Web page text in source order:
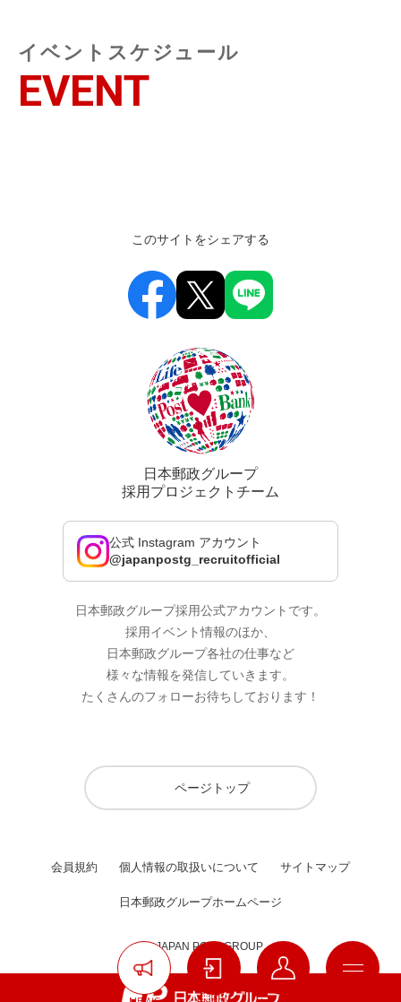
イベントスケジュール
EVENT
このサイトをシェアする
日本郵政グループ
採用プロジェクトチーム
公式 Instagram アカウント
@japanpostg_recruitofficial
日本郵政グループ採用公式アカウントです。
採用イベント情報のほか、
日本郵政グループ各社の仕事など
様々な情報を発信していきます。
たくさんのフォローお待ちしております！
ページトップ
会員規約 個人情報の取扱いについて サイトマップ
日本郵政グループホームページ
(C) JAPAN POST GROUP